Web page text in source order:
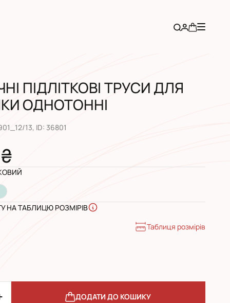
ПІДЛІТКОВІ ТРУСИ ДЛЯ
ОДНОТОННІ
13, ID: 36801
НА ТАБЛИЦЮ РОЗМІРІВ
Таблиця розмірів
ДОДАТИ ДО КОШИКУ